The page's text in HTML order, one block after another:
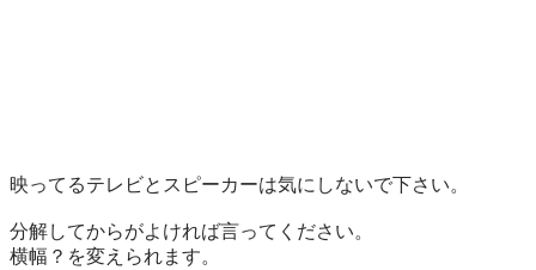
映ってるテレビとスピーカーは気にしないで下さい。
分解してからがよければ言ってください。
横幅？を変えられます。